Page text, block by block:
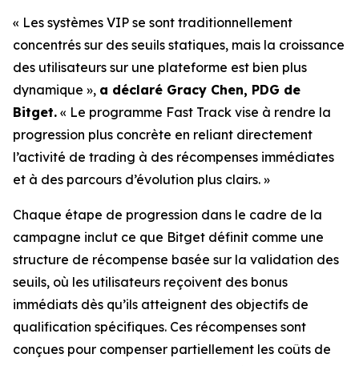
« Les systèmes VIP se sont traditionnellement
concentrés sur des seuils statiques, mais la croissance
des utilisateurs sur une plateforme est bien plus
dynamique », a déclaré Gracy Chen, PDG de
Bitget. « Le programme Fast Track vise à rendre la
progression plus concrète en reliant directement
l’activité de trading à des récompenses immédiates
et à des parcours d’évolution plus clairs. »
Chaque étape de progression dans le cadre de la
campagne inclut ce que Bitget définit comme une
structure de récompense basée sur la validation des
seuils, où les utilisateurs reçoivent des bonus
immédiats dès qu’ils atteignent des objectifs de
qualification spécifiques. Ces récompenses sont
conçues pour compenser partiellement les coûts de